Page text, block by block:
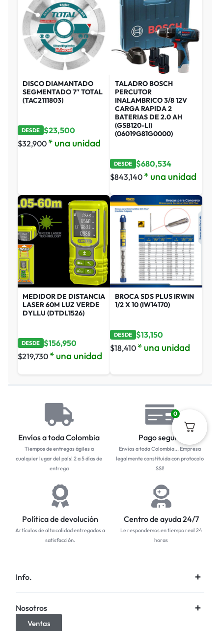
DISCO DIAMANTADO
SEGMENTADO 7″ TOTAL
(TAC2111803)
DESDE $23,500
$32,900 * una unidad
TALADRO BOSCH
PERCUTOR
INALAMBRICO 3/8 12V
CARGA RAPIDA 2
BATERIAS DE 2.0 AH
(GSB120-LI)
(06019G81G0000)
DESDE $680,534
$843,140 * una unidad
MEDIDOR DE DISTANCIA
LASER 60M LUZ VERDE
DYLLU (DTDL1526)
DESDE $156,950
$219,730 * una unidad
BROCA SDS PLUS IRWIN
1/2 X 10 (IW14170)
DESDE $13,150
$18,410 * una unidad
Envíos a toda Colombia
Tiempos de entregas ágiles a
cualquier lugar del país! 2 a 5 días de
entrega
Pago seguro
Envíos a toda Colombia... Empresa
legalmente constituida con protocolo
SSl!
Política de devolución
Artículos de alta calidad entregados a
satisfacción.
Centro de ayuda 24/7
Le respondemos en tiempo real 24
horas
Info.
Nosotros
Ventas
0